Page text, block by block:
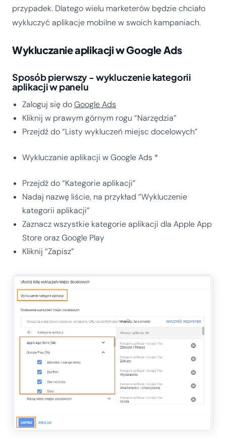
przypadek. Dlatego wielu marketerów będzie chciało
wykluczyć aplikacje mobilne w swoich kampaniach.
Wykluczanie aplikacji w Google Ads
Sposób pierwszy - wykluczenie kategorii
aplikacji w panelu
Zaloguj się doGoogle Ads
Kliknij w prawym górnym rogu “Narzędzia”
Przejdź do “Listy wykluczeń miejsc docelowych”
Wykluczanie aplikacji w Google Ads *
Przejdź do “Kategorie aplikacji”
Nadaj nazwę liście, na przykład “Wykluczenie
kategorii aplikacji”
Zaznacz wszystkie kategorie aplikacji dla Apple App
Store oraz Google Play
Kliknij “Zapisz”